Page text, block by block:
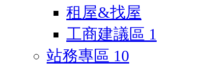
租屋&找屋
工商建議區 1
站務專區 10